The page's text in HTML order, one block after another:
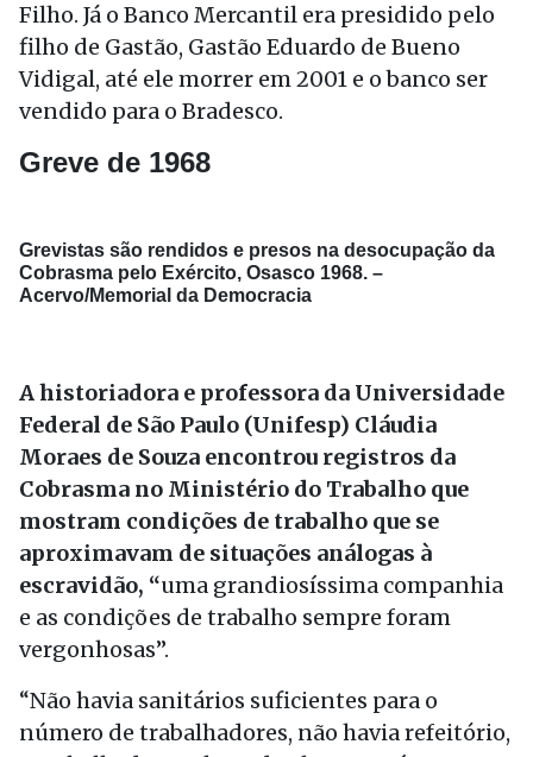
Filho. Já o Banco Mercantil era presidido pelo
filho de Gastão, Gastão Eduardo de Bueno
Vidigal, até ele morrer em 2001 e o banco ser
vendido para o Bradesco.
Greve de 1968
Grevistas são rendidos e presos na desocupação da
Cobrasma pelo Exército, Osasco 1968. –
Acervo/Memorial da Democracia
A historiadora e professora da Universidade
Federal de São Paulo (Unifesp) Cláudia
Moraes de Souza encontrou registros da
Cobrasma no Ministério do Trabalho que
mostram condições de trabalho que se
aproximavam de situações análogas à
escravidão, “uma grandiosíssima companhia
e as condições de trabalho sempre foram
vergonhosas”.
“Não havia sanitários suficientes para o
número de trabalhadores, não havia refeitório,